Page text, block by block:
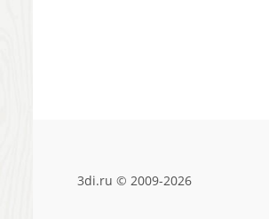
Визитницы
3di.ru © 2009-2026